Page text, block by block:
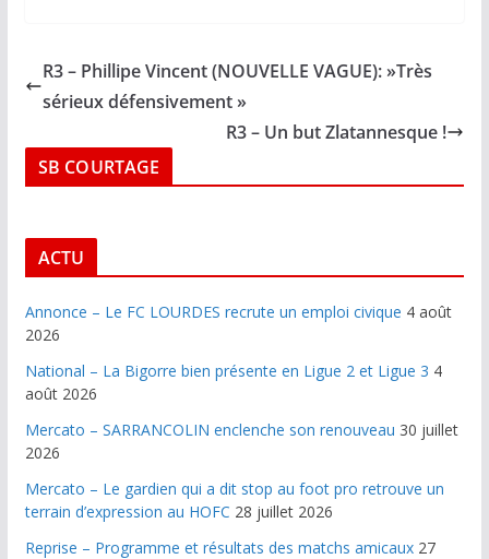
R3 – Phillipe Vincent (NOUVELLE VAGUE): »Très
sérieux défensivement »
R3 – Un but Zlatannesque !
SB COURTAGE
ACTU
Annonce – Le FC LOURDES recrute un emploi civique 4 août
2026
National – La Bigorre bien présente en Ligue 2 et Ligue 3 4
août 2026
Mercato – SARRANCOLIN enclenche son renouveau 30 juillet
2026
Mercato – Le gardien qui a dit stop au foot pro retrouve un
terrain d’expression au HOFC 28 juillet 2026
Reprise – Programme et résultats des matchs amicaux 27